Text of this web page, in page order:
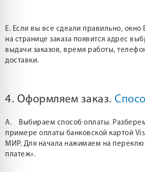
Е. Если вы все сдеали правильно, окно
на странице заказа появится адрес
выдачи заказов, время работы,
доставки.
4. Оформляем заказ.
А. Выбираем способ оплаты. Разберем
примере оплаты банковской картой
МИР. Для начала нажимаем на
платеж».